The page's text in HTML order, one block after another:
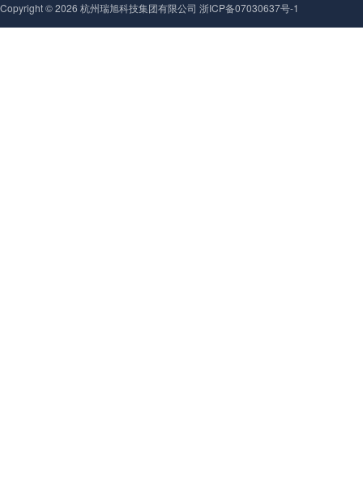
Copyright ©2026 杭州瑞旭科技集团有限公司 浙ICP备07030637号-1